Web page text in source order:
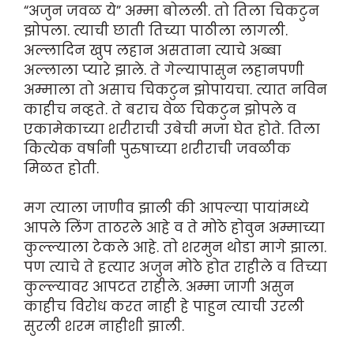
“अजुन जवळ ये” अम्मा बोलली. तो तिला चिकटुन
झोपला. त्याची छाती तिच्या पाठीला लागली.
अल्लादिन खुप लहान असताना त्याचे अब्बा
अल्लाला प्यारे झाले. ते गेल्यापासुन लहानपणी
अम्माला तो असाच चिकटुन झोपायचा. त्यात नविन
काहीच नव्हते. ते बराच वेळ चिकटुन झोपले व
एकामेकाच्या शरीराची उबेची मजा घेत होते. तिला
कित्येक वर्षानी पुरुषाच्या शरीराची जवळीक
मिळत होती.
मग त्याला जाणीव झाली की आपल्या पायांमध्ये
आपले लिंग ताठरले आहे व ते मोठे होवुन अम्माच्या
कुल्ल्याला टेकले आहे. तो शरमुन थोडा मागे झाला.
पण त्याचे ते हत्यार अजुन मोठे होत राहीले व तिच्या
कुल्ल्यावर आपटत राहीले. अम्मा जागी असुन
काहीच विरोध करत नाही हे पाहुन त्याची उरली
सुरली शरम नाहीशी झाली.